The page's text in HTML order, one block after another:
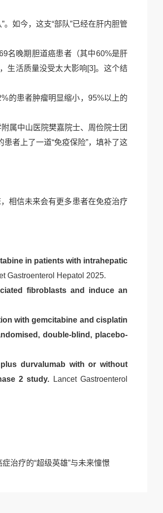
”。如今，这支“部队”已经在肝内胆管
名晚期胆道癌患者（其中60%是肝
生活质量没受太大影响[3]。这个结
的患者肿瘤明显缩小， 95%以上的
属中山医院樊嘉院士、周俭院士团
患者上了一道“免疫保险”，填补了这
相信未来会有更多患者在免疫治疗
in patients with intrahepatic
Gastroenterol Hepatol 2025.
fibroblasts and induce an
with gemcitabine and cisplatin
double-blind, placebo-
durvalumab with or without
2 study.
Lancet Gastroenterol
治疗的“超级英雄”与未来憧憬